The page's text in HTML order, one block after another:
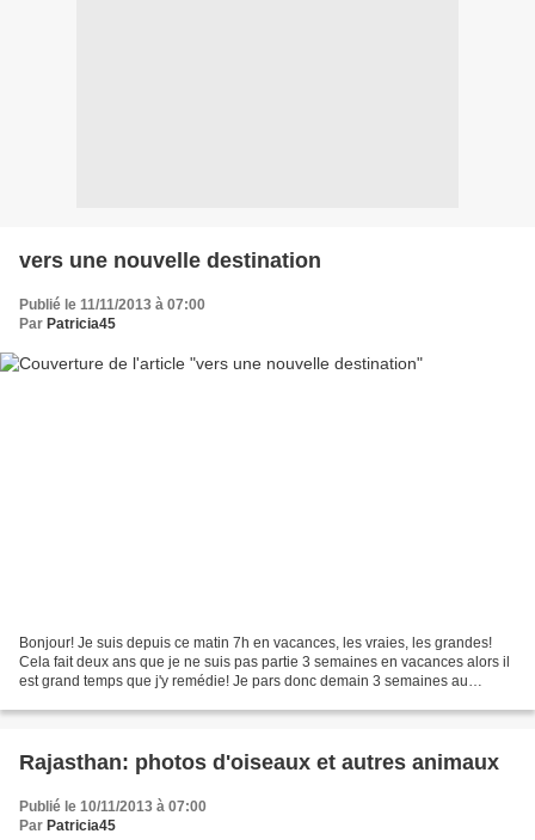
vers une nouvelle destination
Publié le 11/11/2013 à 07:00
Par Patricia45
Bonjour! Je suis depuis ce matin 7h en vacances, les vraies, les grandes!
Cela fait deux ans que je ne suis pas partie 3 semaines en vacances alors il
est grand temps que j'y remédie! Je pars donc demain 3 semaines au
Rajasthan: photos d'oiseaux et autres animaux
Publié le 10/11/2013 à 07:00
Par Patricia45